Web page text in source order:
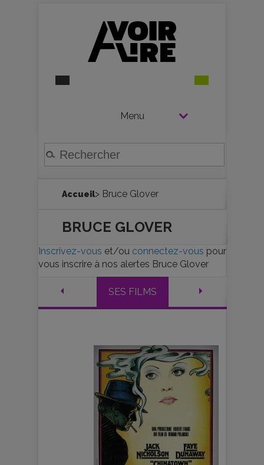
Menu
Accueil> Bruce Glover
BRUCE GLOVER
Inscrivez-vous et/ou connectez-vous pour
vous inscrire à nos alertes Bruce Glover
SES FILMS